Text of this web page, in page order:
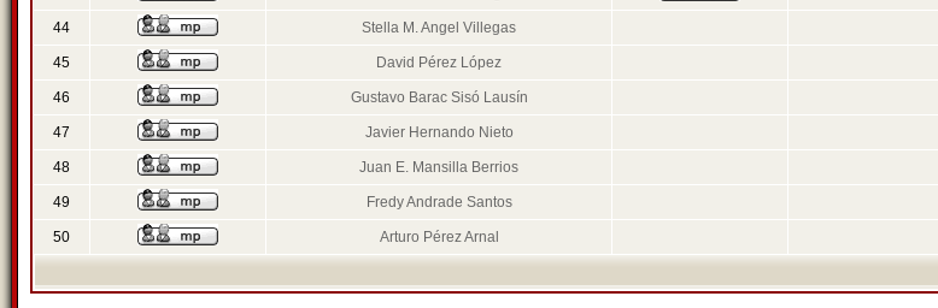
44 Stella M. Angel Villegas
45 David Pérez López
46 Gustavo Barac Sisó Lausín
47 Javier Hernando Nieto
48 Juan E. Mansilla Berrios
49 Fredy Andrade Santos
50 Arturo Pérez Arnal